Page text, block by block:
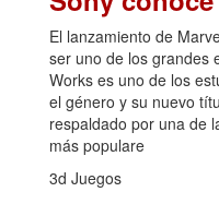
El lanzamiento de
ser uno de los grandes
Works es uno de los
el género y su nuevo
respaldado por una de
más populare
3d Juegos